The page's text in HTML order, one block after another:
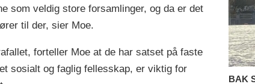
BAK
som veldig store forsamlinger, og da er det
til der, sier Moe.
forteller Moe at de har satset på faste
sosialt og faglig fellesskap, er viktig for